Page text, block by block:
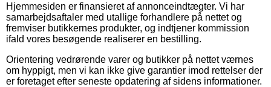
Hjemmesiden er finansieret af annonceindtægter. Vi har
samarbejdsaftaler med utallige forhandlere på nettet og
fremviser butikkernes produkter, og indtjener kommission
ifald vores besøgende realiserer en bestilling.
Orientering vedrørende varer og butikker på nettet værnes
om hyppigt, men vi kan ikke give garantier imod rettelser der
er foretaget efter seneste opdatering af sidens informationer.